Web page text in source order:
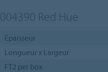
004390 Red Hue
Épaisseur
Longueur x Largeur
FT2 per box